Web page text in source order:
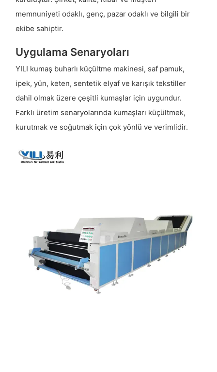
memnuniyeti odaklı, genç, pazar odaklı ve bilgili bir
ekibe sahiptir.
Uygulama Senaryoları
YILI kumaş buharlı küçültme makinesi, saf pamuk,
ipek, yün, keten, sentetik elyaf ve karışık tekstiller
dahil olmak üzere çeşitli kumaşlar için uygundur.
Farklı üretim senaryolarında kumaşları küçültmek,
kurutmak ve soğutmak için çok yönlü ve verimlidir.